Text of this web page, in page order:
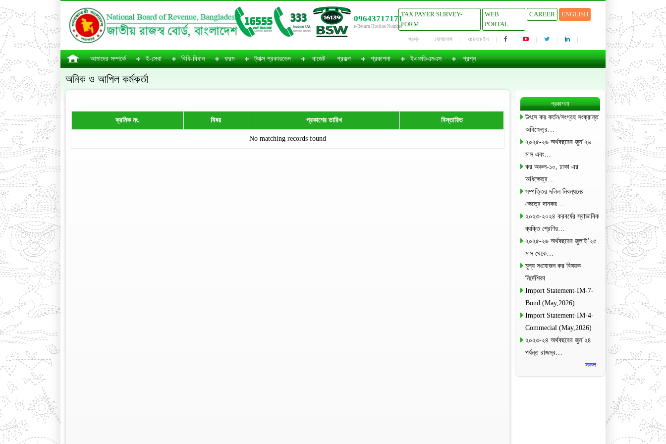
09643717171
e-Return Hotline Number
TAX PAYER SURVEY-
FORM
WEB
PORTAL
CAREER ENGLISH
প্রশ্ন যোগাযোগ ওয়েবমেইল
আমাদের সম্পর্কে ই-সেবা বিধি-বিধান ফরম ট্যাক্স প্রকারভেদ বাজেট প্রকল্প প্রকাশনা ইএফডিএমএস প্রশ্ন
অনিক ও আপিল কর্মকর্তা
ক্রমিক নং. বিষয় প্রকাশের তারিখ বিস্তারিত
No matching records found
প্রকাশনা
উৎসে কর কর্তন/সংগ্রহ সংক্রান্ত
অধিক্ষেত্র…
২০২৫-২৬ অর্থবছরের জুন’২৬
মাস এবং…
কর অঞ্চল-১০, ঢাকা এর
অধিক্ষেত্র…
সম্পত্তির দলিল নিবন্ধনের
ক্ষেত্রে দানকর…
২০২৩-২০২৪ করবর্ষের স্বাভাবিক
ব্যক্তি শ্রেণির…
২০২৫-২৬ অর্থবছরের জুলাই’২৫
মাস থেকে…
মূল্য সংযোজন কর বিষয়ক
নির্দেশিকা
Import Statement-IM-7-
Bond (May,2026)
Import Statement-IM-4-
Commecial (May,2026)
২০২৩-২৪ অর্থবছরের জুন’২৪
পর্যন্ত রাজস্ব…
সকল..